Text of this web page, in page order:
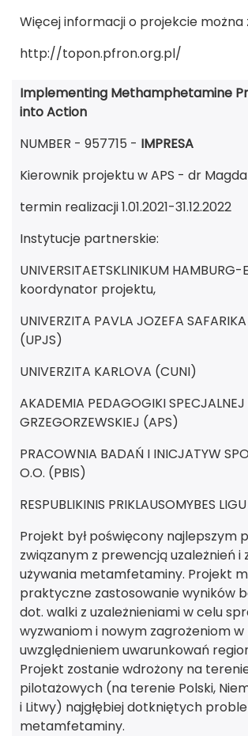
Więcej informacji o projekcie można
http://topon.pfron.org.pl/
Implementing Methamphetamine
into Action
NUMBER - 957715 - IMPRESA
Kierownik projektu w APS - dr
termin realizacji 1.01.2021-31.12.2022
Instytucje partnerskie:
UNIVERSITAETSKLINIKUM
koordynator projektu,
UNIVERZITA PAVLA JOZEFA
(UPJS)
UNIVERZITA KARLOVA (CUNI)
AKADEMIA PEDAGOGIKI
GRZEGORZEWSKIEJ (APS)
PRACOWNIA BADAŃ I INICJATYW
O.O. (PBIS)
RESPUBLIKINIS PRIKLAUSOMYBES
Projekt był poświęcony najlepszym
związanym z prewencją uzależnień i
używania metamfetaminy. Projekt
praktyczne zastosowanie wyników
dot. walki z uzależnieniami w celu
wyzwaniom i nowym zagrożeniom w
uwzględnieniem uwarunkowań
Projekt zostanie wdrożony na
pilotażowych (na terenie Polski,
i Litwy) najgłębiej dotkniętych
metamfetaminy.